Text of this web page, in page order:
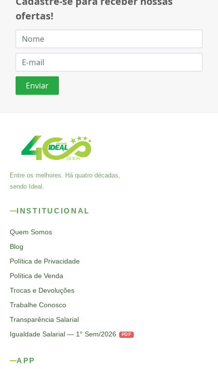
ofertas!
Entre os melhores. Há quatro décadas,
sendo Ideal.
INSTITUCIONAL
Quem Somos
Blog
Política de Privacidade
Política de Venda
Trocas e Devoluções
Trabalhe Conosco
Transparência Salarial
Igualdade Salarial — 1° Sem/2026
PDF
APP